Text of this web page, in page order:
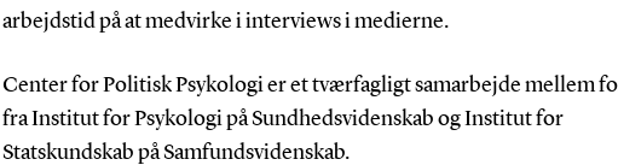
arbejdstid på at medvirke i interviews i medierne.
Center for Politisk Psykologi er et tværfagligt samarbejde mellem
fra Institut for Psykologi på Sundhedsvidenskab og Institut for
Statskundskab på Samfundsvidenskab.